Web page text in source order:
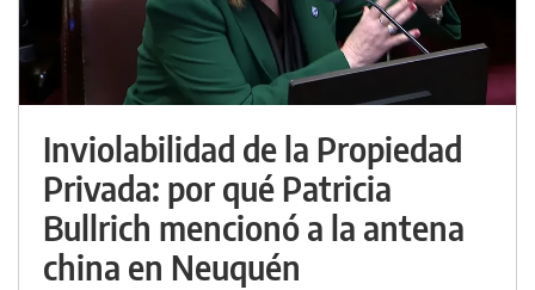
Inviolabilidad de la Propiedad
Privada: por qué Patricia
Bullrich mencionó a la antena
china en Neuquén